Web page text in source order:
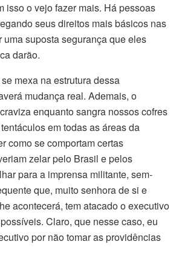
isso o vejo fazer mais. Há pessoas
seus direitos mais básicos nas
uma suposta segurança que eles
darão.
mexa na estrutura dessa
mudança real. Ademais, o
enquanto sangra nossos cofres
em todas as áreas da
como se comportam certas
zelar pelo Brasil e pelos
para a imprensa militante, sem-
que, muito senhora de si e
acontecerá, tem atacado o executivo
Claro, que nesse caso, eu
por não tomar as providências